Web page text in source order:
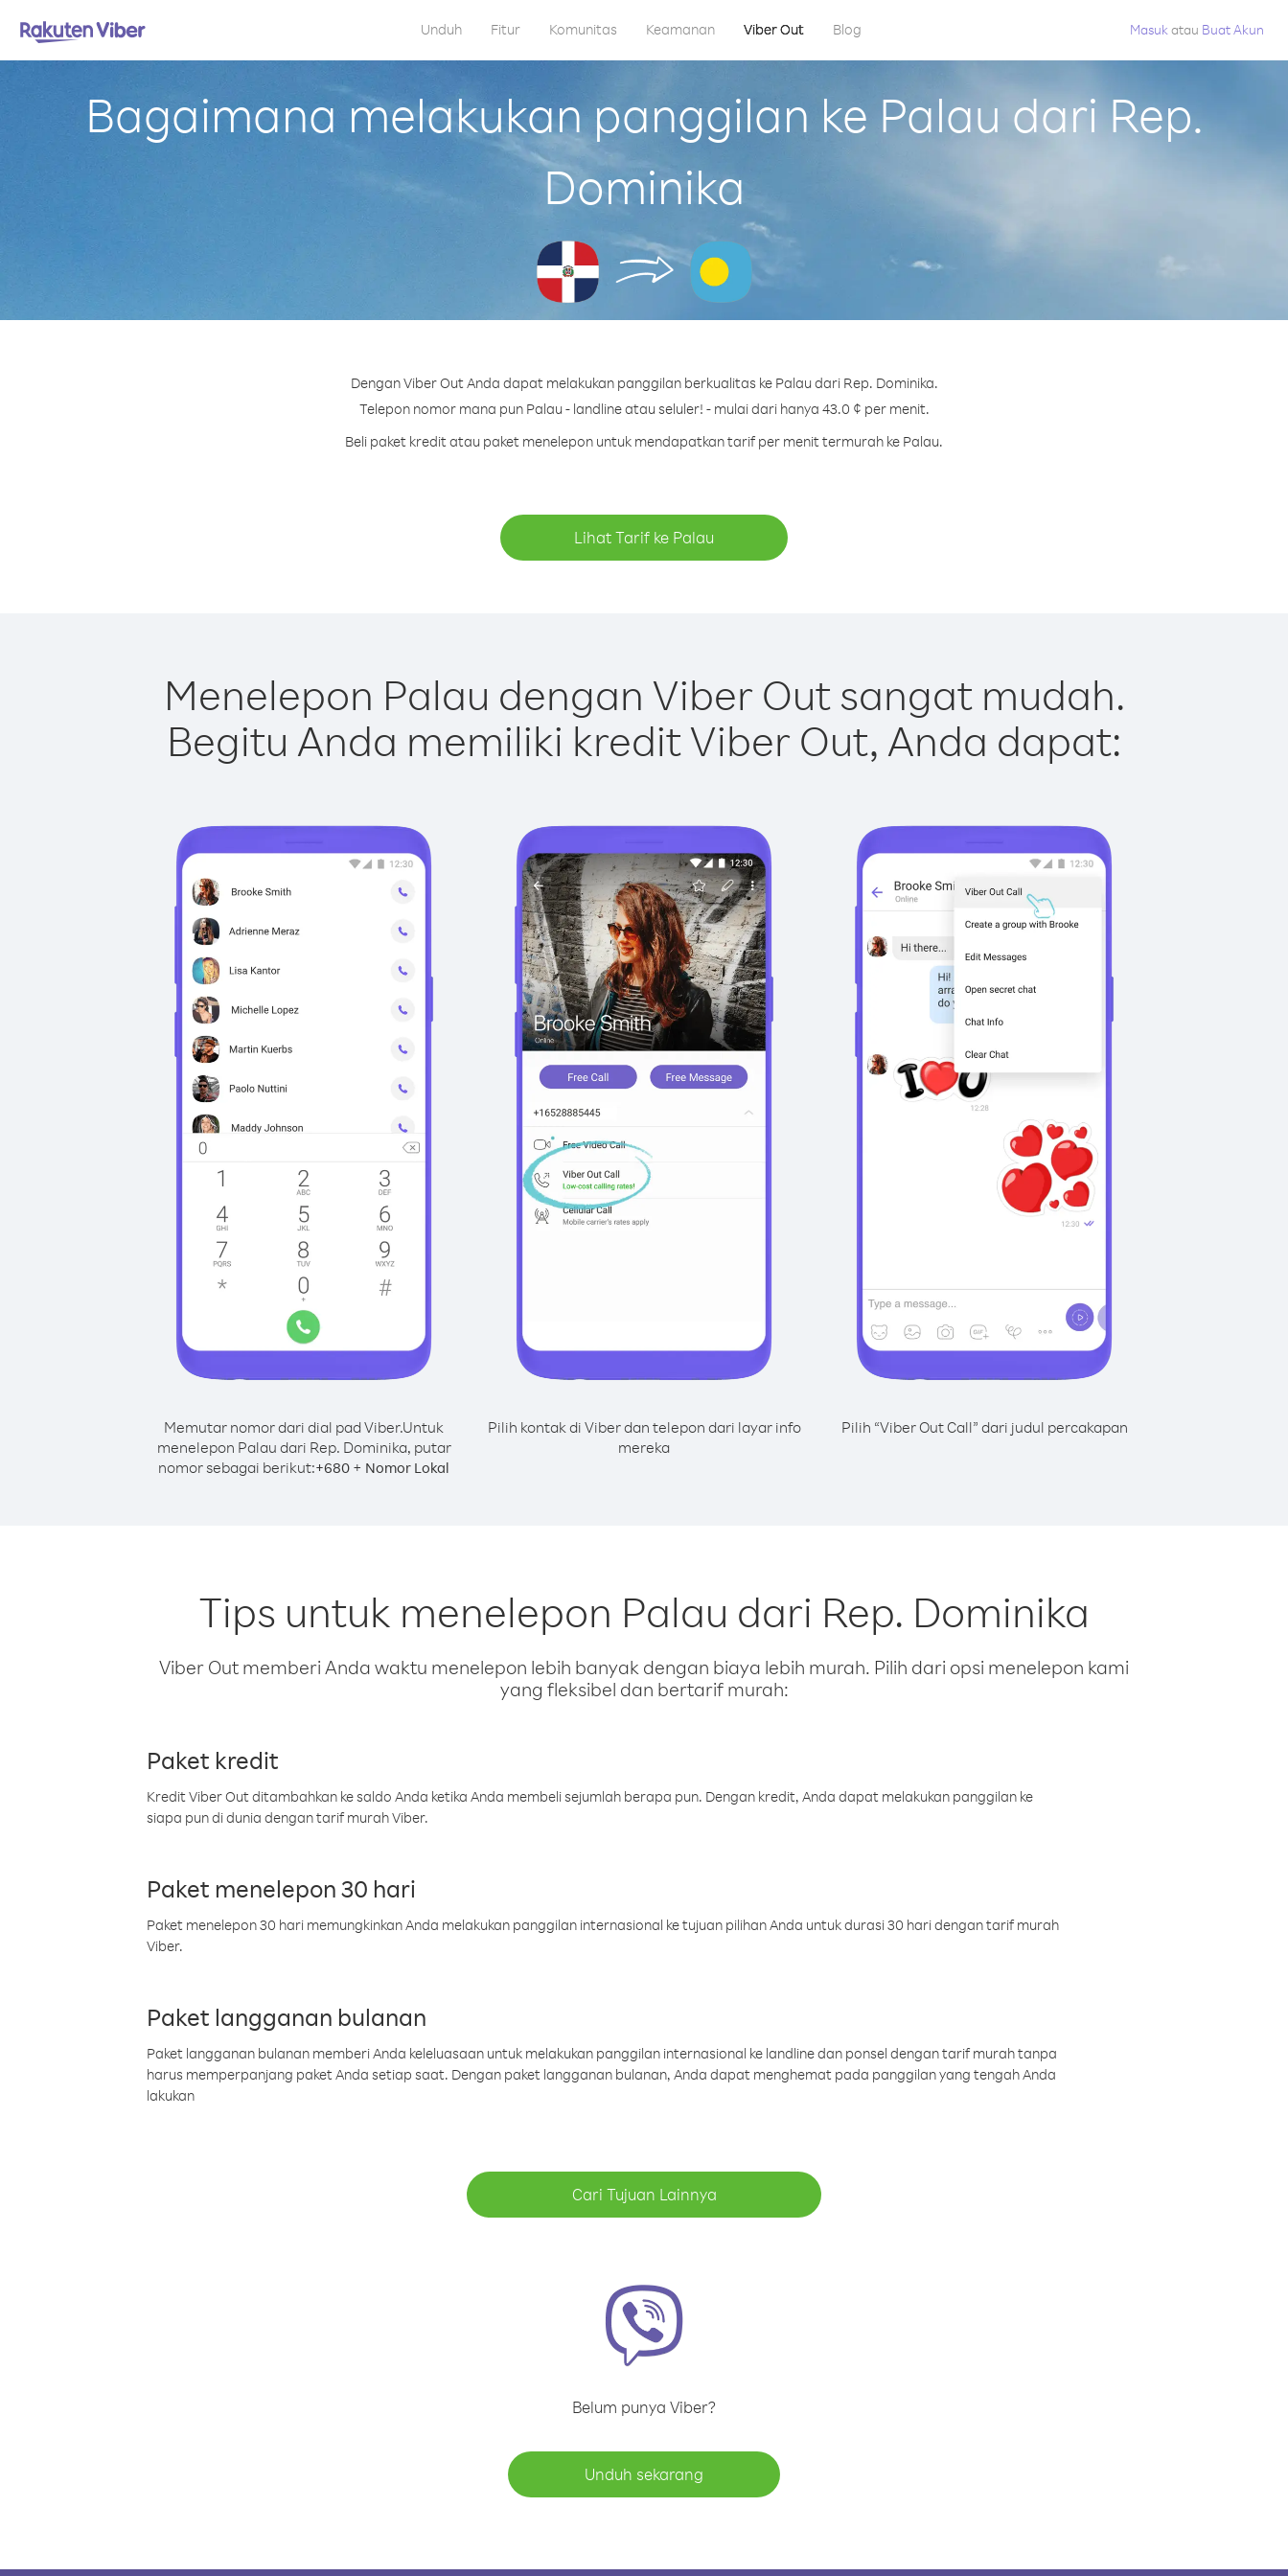
Unduh Fitur Komunitas Keamanan Viber Out Blog Masuk atau Buat Akun
Bagaimana melakukan panggilan ke Palau dari Rep.
Dominika
Dengan Viber Out Anda dapat melakukan panggilan berkualitas ke Palau dari Rep. Dominika.
Telepon nomor mana pun Palau - landline atau seluler! - mulai dari hanya 43.0 ¢ per menit.
Beli paket kredit atau paket menelepon untuk mendapatkan tarif per menit termurah ke Palau.
Lihat Tarif ke Palau
Menelepon Palau dengan Viber Out sangat mudah.
Begitu Anda memiliki kredit Viber Out, Anda dapat:
Memutar nomor dari dial pad Viber.Untuk
menelepon Palau dari Rep. Dominika, putar
nomor sebagai berikut:+680 + Nomor Lokal
Pilih kontak di Viber dan telepon dari layar info
mereka
Pilih “Viber Out Call” dari judul percakapan
Tips untuk menelepon Palau dari Rep. Dominika
Viber Out memberi Anda waktu menelepon lebih banyak dengan biaya lebih murah. Pilih dari opsi menelepon kami
yang fleksibel dan bertarif murah:
Paket kredit
Kredit Viber Out ditambahkan ke saldo Anda ketika Anda membeli sejumlah berapa pun. Dengan kredit, Anda dapat melakukan panggilan ke
siapa pun di dunia dengan tarif murah Viber.
Paket menelepon 30 hari
Paket menelepon 30 hari memungkinkan Anda melakukan panggilan internasional ke tujuan pilihan Anda untuk durasi 30 hari dengan tarif murah
Viber.
Paket langganan bulanan
Paket langganan bulanan memberi Anda keleluasaan untuk melakukan panggilan internasional ke landline dan ponsel dengan tarif murah tanpa
harus memperpanjang paket Anda setiap saat. Dengan paket langganan bulanan, Anda dapat menghemat pada panggilan yang tengah Anda
lakukan
Cari Tujuan Lainnya
Belum punya Viber?
Unduh sekarang